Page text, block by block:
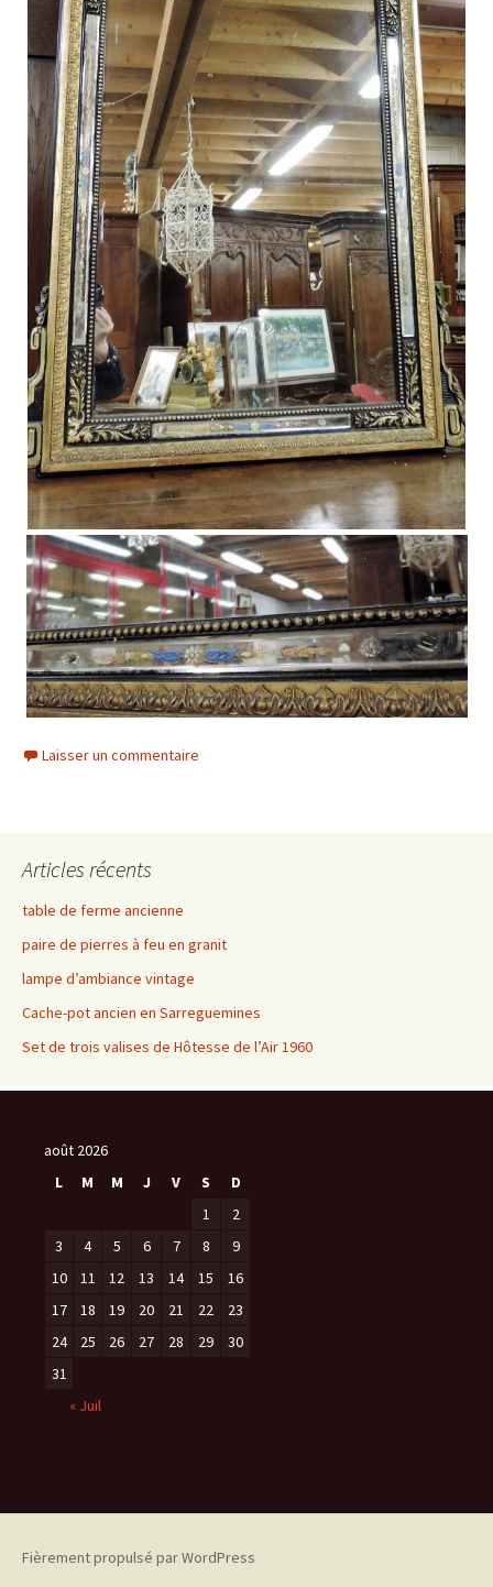
Laisser un commentaire
Articles récents
table de ferme ancienne
paire de pierres à feu en granit
lampe d’ambiance vintage
Cache-pot ancien en Sarreguemines
Set de trois valises de Hôtesse de l’Air 1960
août 2026
L
M M J V S
D
1
2
3
4 5 6 7 8
9
10
11 12 13 14 15
16
17
18 19 20 21 22
23
24
25 26 27 28 29
30
31
« Juil
Fièrement propulsé par WordPress